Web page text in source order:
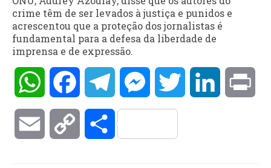
crime têm de ser levados à justiça e punidos e
acrescentou que a proteção dos jornalistas é
fundamental para a defesa da liberdade de
imprensa e de expressão.
WhatsAppFacebookTelegramMessengerTwitter LinkedIn
Email Copy Compartilhar